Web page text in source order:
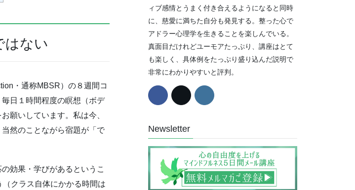
はない
・通称MBSR）の８週間コ
日１時間程度の瞑想（ボデ
願いしています。私は今、
然のことながら宿題が「で
効果・学びがあるというこ
クラス自体にかかる時間は
ィブ感情とうまく付き合えるようになると同時
に、慈愛に満ちた自分も発見する。整った心で
アドラー心理学を生きることを楽しんでいる。
真面目だけれどユーモアたっぷり、講座はとて
も楽しく、具体例をたっぷり盛り込んだ説明で
非常にわかりやすいと評判。
Newsletter